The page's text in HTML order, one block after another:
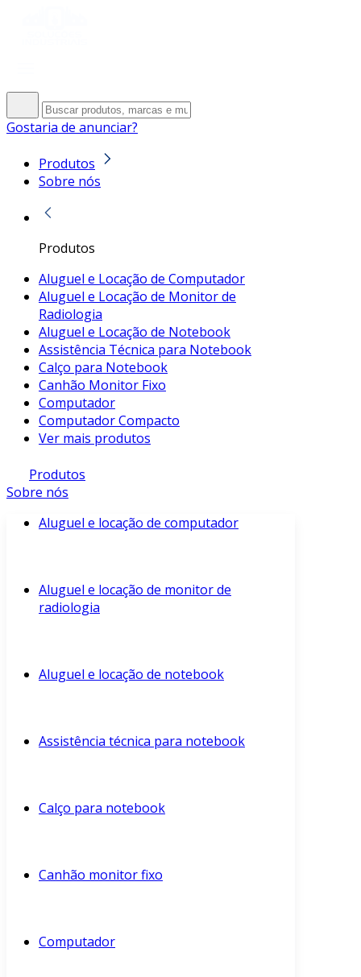
Gostaria de anunciar?
Produtos
Sobre nós
Produtos
Aluguel e Locação de Computador
Aluguel e Locação de Monitor de
Radiologia
Aluguel e Locação de Notebook
Assistência Técnica para Notebook
Calço para Notebook
Canhão Monitor Fixo
Computador
Computador Compacto
Ver mais produtos
Produtos
Sobre nós
Aluguel e locação de computador
Aluguel e locação de monitor de
radiologia
Aluguel e locação de notebook
Assistência técnica para notebook
Calço para notebook
Canhão monitor fixo
Computador